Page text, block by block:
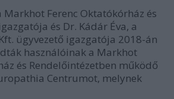
Markhot Ferenc Oktatókórház és
és Dr. Kádár Éva, a
ügyvezető igazgatója 2018-án
használóinak a Markhot
és Rendelőintézetben működő
Centrumot, melynek